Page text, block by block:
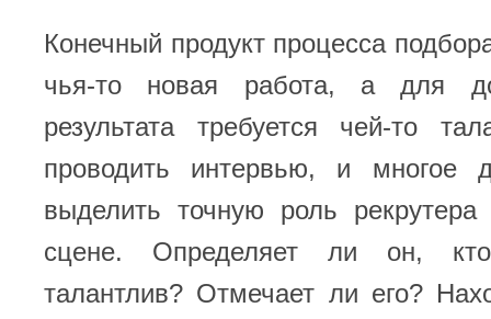
Конечный продукт процесса
чья-то новая работа, а для
результата требуется чей-то
проводить интервью, и многое
выделить точную роль
сцене. Определяет ли он, кто
талантлив? Отмечает ли его?